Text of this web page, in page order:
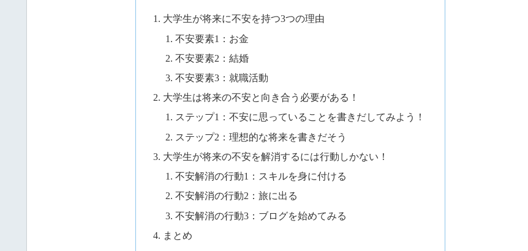
大学生が将来に不安を持つ3つの理由
不安要素1：お金
不安要素2：結婚
不安要素3：就職活動
大学生は将来の不安と向き合う必要がある！
ステップ1：不安に思っていることを書きだしてみよう！
ステップ2：理想的な将来を書きだそう
大学生が将来の不安を解消するには行動しかない！
不安解消の行動1：スキルを身に付ける
不安解消の行動2：旅に出る
不安解消の行動3：ブログを始めてみる
まとめ